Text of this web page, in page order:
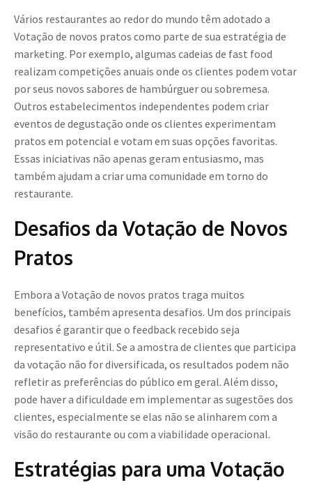
Vários restaurantes ao redor do mundo têm adotado a
Votação de novos pratos como parte de sua estratégia de
marketing. Por exemplo, algumas cadeias de fast food
realizam competições anuais onde os clientes podem votar
por seus novos sabores de hambúrguer ou sobremesa.
Outros estabelecimentos independentes podem criar
eventos de degustação onde os clientes experimentam
pratos em potencial e votam em suas opções favoritas.
Essas iniciativas não apenas geram entusiasmo, mas
também ajudam a criar uma comunidade em torno do
restaurante.
Desafios da Votação de Novos
Pratos
Embora a Votação de novos pratos traga muitos
benefícios, também apresenta desafios. Um dos principais
desafios é garantir que o feedback recebido seja
representativo e útil. Se a amostra de clientes que participa
da votação não for diversificada, os resultados podem não
refletir as preferências do público em geral. Além disso,
pode haver a dificuldade em implementar as sugestões dos
clientes, especialmente se elas não se alinharem com a
visão do restaurante ou com a viabilidade operacional.
Estratégias para uma Votação